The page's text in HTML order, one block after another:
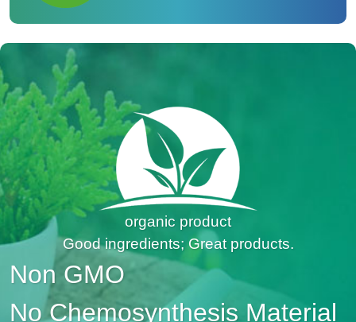
organic product
Good ingredients; Great products.
Non GMO
No Chemosynthesis Material